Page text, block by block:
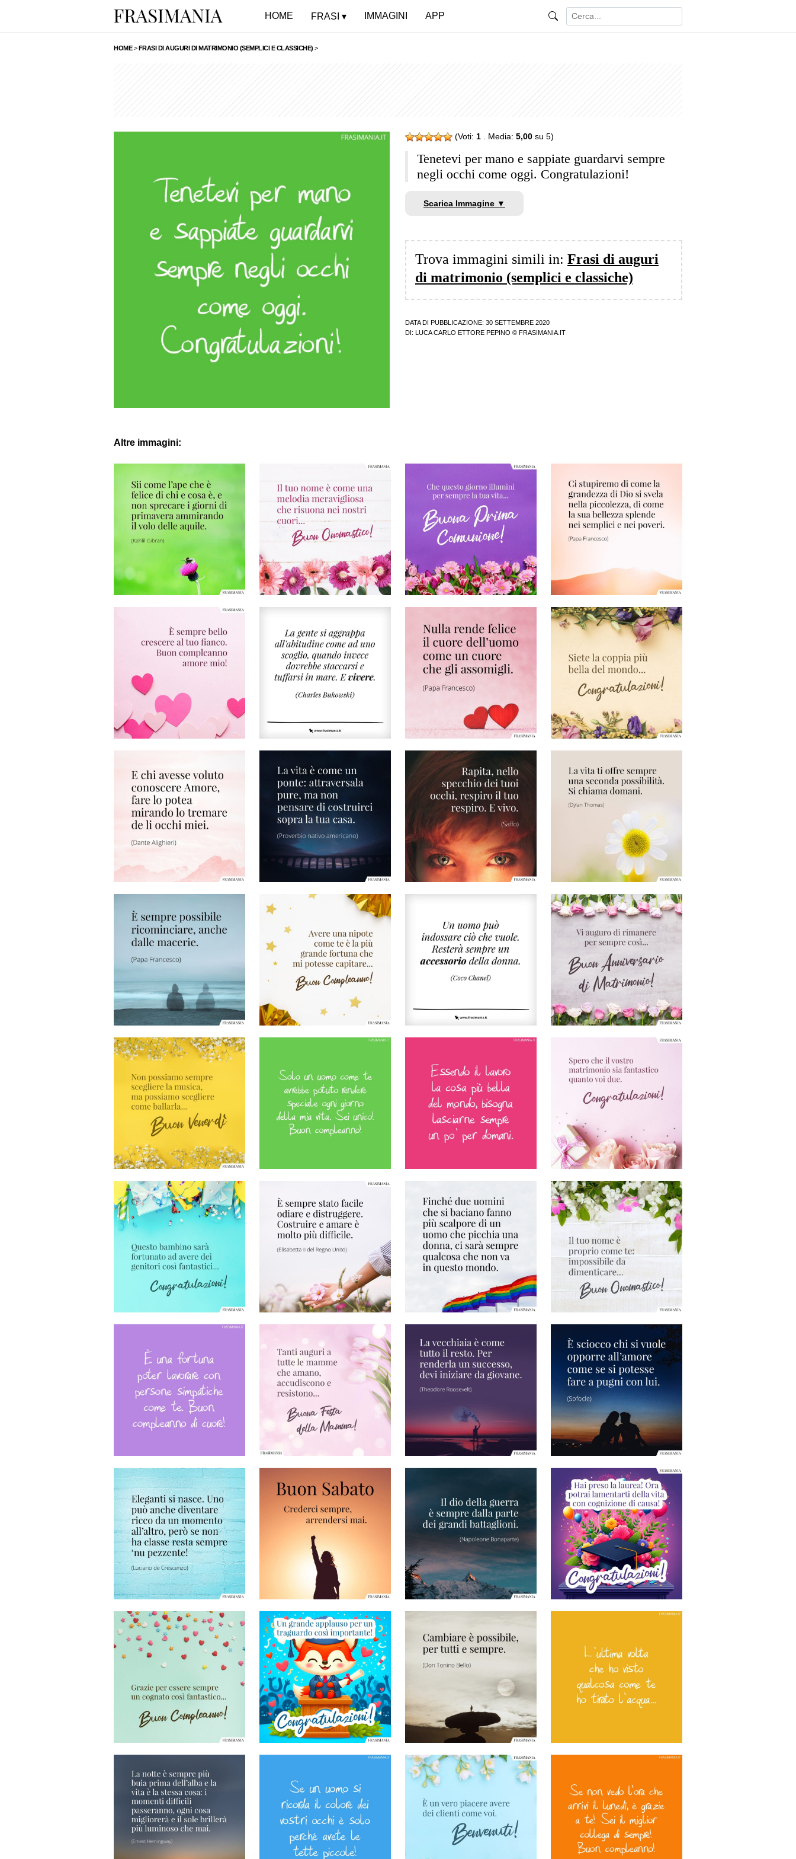
HOME FRASI IMMAGINI APP
HOME>FRASI DI AUGURI DI MATRIMONIO (SEMPLICI E CLASSICHE) >
(Voti: 1 . Media: 5,00 su 5)
Tenetevi per mano e sappiate guardarvi sempre
negli occhi come oggi. Congratulazioni!
Scarica Immagine ▼
Trova immagini simili in: Frasi di auguri
di matrimonio (semplici e classiche)
DATA DI PUBBLICAZIONE: 30 SETTEMBRE 2020
DI:
LUCA CARLO ETTORE PEPINO © FRASIMANIA.IT
Altre immagini: